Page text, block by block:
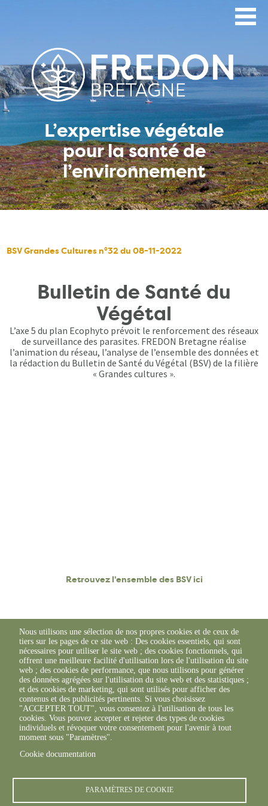
L’expertise végétale
pour la santé de
l’environnement
BSV Grandes Cultures n°32 du 08-11-2022
Bulletin de Santé du
Végétal
L’axe 5 du plan Ecophyto prévoit le renforcement des réseaux
de surveillance des parasites. FREDON Bretagne réalise
l’animation du réseau, l’analyse de l’ensemble des données et
la rédaction du Bulletin de Santé du Végétal (BSV) de la filière
« Grandes cultures ».
Retrouvez l'ensemble des BSV ici
Mentions légales
Nous utilisons une sélection de nos propres cookies et de ceux de
tiers sur les pages de ce site web : Des cookies essentiels, qui sont
nécessaires pour utiliser le site web ; des cookies fonctionnels, qui
offrent une meilleure facilité d'utilisation lors de l'utilisation du site
web ; des cookies de performance, que nous utilisons pour générer
des données agrégées sur l'utilisation du site web et des statistiques ;
et des cookies de marketing, qui sont utilisés pour afficher des
contenus et des publicités pertinents. Si vous choisissez
"ACCEPTER TOUT", vous consentez à l'utilisation de tous les
cookies. Vous pouvez accepter et rejeter des types de cookies
individuels et révoquer votre consentement pour l'avenir à tout
moment sous "Paramètres".
Cookie documentation
PARAMÈTRES DE COOKIE